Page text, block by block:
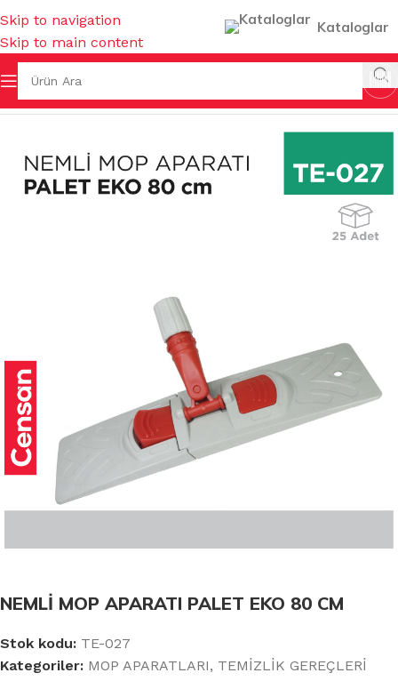
Skip to navigation
Skip to main content
Kataloglar
Ana Sayfa
NEMLİ MOP APARATI PALET EKO 80 CM
Stok kodu: TE-027
Kategoriler: MOP APARATLARI, TEMİZLİK GEREÇLERİ